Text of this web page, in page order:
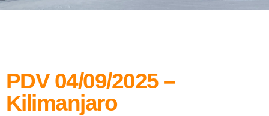
PDV 04/09/2025 –
Kilimanjaro